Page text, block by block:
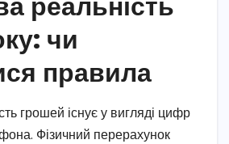
чи
правила
грошей існує у вигляді цифр
Фізичний перерахунок